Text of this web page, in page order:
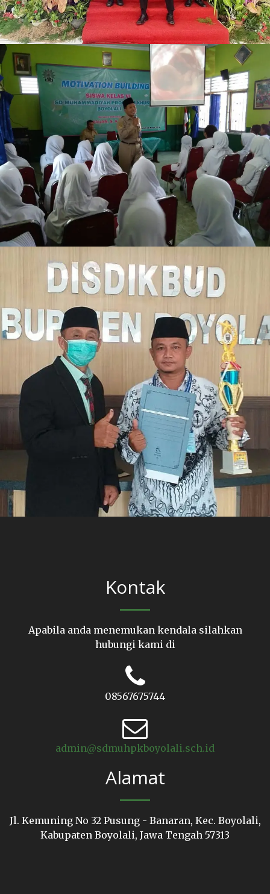
Kontak
Apabila anda menemukan kendala silahkan
hubungi kami di
08567675744
admin@sdmuhpkboyolali.sch.id
Alamat
Jl. Kemuning No 32 Pusung - Banaran, Kec. Boyolali,
Kabupaten Boyolali, Jawa Tengah 57313